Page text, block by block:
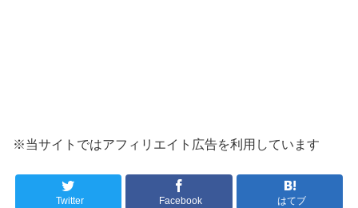
※当サイトではアフィリエイト広告を利用しています
Twitter Facebook はてブ